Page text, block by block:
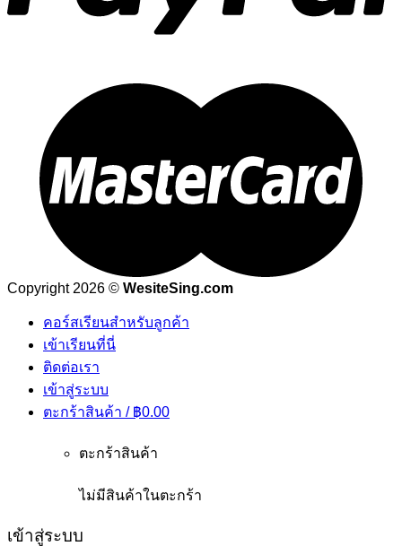
Copyright 2026 © WesiteSing.com
คอร์สเรียนสำหรับลูกค้า
เข้าเรียนที่นี่
ติดต่อเรา
เข้าสู่ระบบ
ตะกร้าสินค้า / ฿0.00
ตะกร้าสินค้า
ไม่มีสินค้าในตะกร้า
เข้าสู่ระบบ